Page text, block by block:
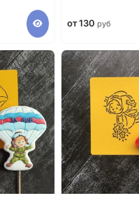
от 130 руб